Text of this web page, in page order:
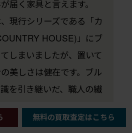
届く家具と言えます。
現行シリーズである「カ
HOUSE)」にブ
しまいましたが、置いて
美しさは健在です。ブル
を引き継いだ、職人の繊
ちは、変わらず多くの
います。無料の買取査定はこちら